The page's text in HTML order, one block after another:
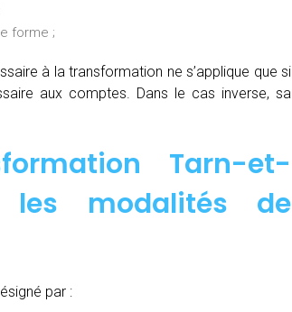
forme ;
à la transformation ne s’applique que si
aux comptes. Dans le cas inverse, sa
Tarn-et-
les modalités de
par :